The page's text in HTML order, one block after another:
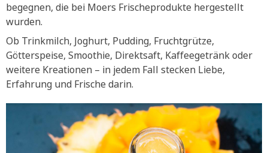
begegnen, die bei Moers Frischeprodukte hergestellt
wurden.
Ob Trinkmilch, Joghurt, Pudding, Fruchtgrütze,
Götterspeise, Smoothie, Direktsaft, Kaffeegetränk oder
weitere Kreationen – in jedem Fall stecken Liebe,
Erfahrung und Frische darin.